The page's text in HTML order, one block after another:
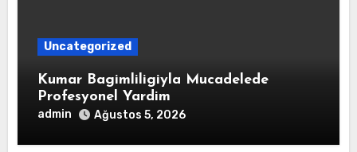
Uncategorized
Kumar Bagimliligiyla Mucadelede
Profesyonel Yardim
admin Ağustos 5, 2026